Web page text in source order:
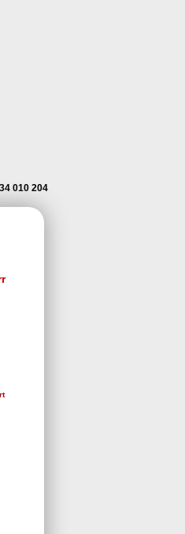
010 204